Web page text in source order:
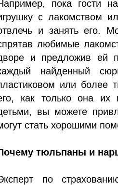
пока гости
с лакомством
и занять его.
любимые
и предложив ей
найденный
или более
как только она их
вы можете
стать хорошими
тюльпаны и
по